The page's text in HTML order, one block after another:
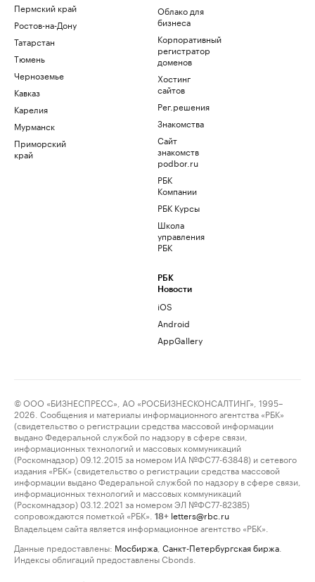
Пермский край
Ростов-на-Дону
Татарстан
Тюмень
Черноземье
Кавказ
Карелия
Мурманск
Приморский
край
Облако для
бизнеса
Корпоративный
регистратор
доменов
Хостинг
сайтов
Рег.решения
Знакомства
Сайт
знакомств
podbor.ru
РБК
Компании
РБК Курсы
Школа
управления
РБК
РБК
Новости
iOS
Android
AppGallery
© ООО «БИЗНЕСПРЕСС», АО «РОСБИЗНЕСКОНСАЛТИНГ», 1995–
2026. Сообщения и материалы информационного агентства «РБК»
(свидетельство о регистрации средства массовой информации
выдано Федеральной службой по надзору в сфере связи,
информационных технологий и массовых коммуникаций
(Роскомнадзор) 09.12.2015 за номером ИА №ФС77-63848) и сетевого
издания «РБК» (свидетельство о регистрации средства массовой
информации выдано Федеральной службой по надзору в сфере связи,
информационных технологий и массовых коммуникаций
(Роскомнадзор) 03.12.2021 за номером ЭЛ №ФС77-82385)
сопровождаются пометкой «РБК».
18+ letters@rbc.ru
Владельцем сайта является информационное агентство «РБК».
Данные предоставлены: Мосбиржа Санкт-Петербургская биржа
Индексы облигаций предоставлены Cbonds.